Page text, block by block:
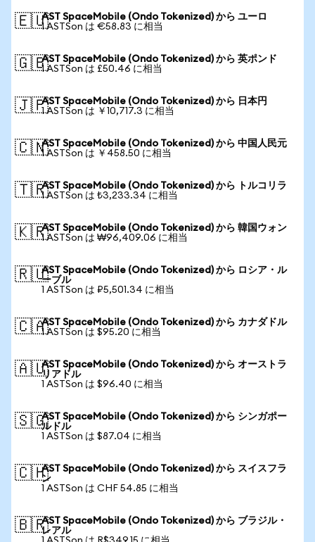
🇪🇺AST SpaceMobile (Ondo Tokenized) から ユーロ
1 ASTSon は €58.83 に相当
🇬🇧AST SpaceMobile (Ondo Tokenized) から 英ポンド
1 ASTSon は £50.46 に相当
🇯🇵AST SpaceMobile (Ondo Tokenized) から 日本円
1 ASTSon は ￥10,717.3 に相当
🇨🇳AST SpaceMobile (Ondo Tokenized) から 中国人民元
1 ASTSon は ￥458.50 に相当
🇹🇷AST SpaceMobile (Ondo Tokenized) から トルコリラ
1 ASTSon は ₺3,233.34 に相当
🇰🇷AST SpaceMobile (Ondo Tokenized) から 韓国ウォン
1 ASTSon は ₩96,409.06 に相当
🇷🇺AST SpaceMobile (Ondo Tokenized) から ロシア・ル
ーブル
1 ASTSon は ₽5,501.34 に相当
🇨🇦AST SpaceMobile (Ondo Tokenized) から カナダドル
1 ASTSon は $95.20 に相当
🇦🇺AST SpaceMobile (Ondo Tokenized) から オーストラ
リアドル
1 ASTSon は $96.40 に相当
🇸🇬AST SpaceMobile (Ondo Tokenized) から シンガポー
ルドル
1 ASTSon は $87.04 に相当
🇨🇭AST SpaceMobile (Ondo Tokenized) から スイスフラ
ン
1 ASTSon は CHF 54.85 に相当
🇧🇷AST SpaceMobile (Ondo Tokenized) から ブラジル・
レアル